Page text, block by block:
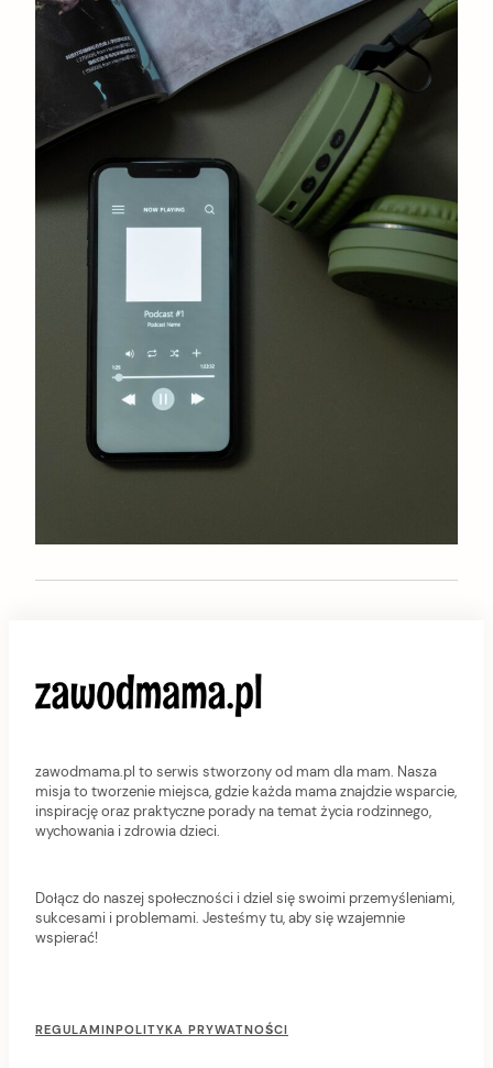
zawodmama.pl to serwis stworzony od mam dla mam. Nasza
misja to tworzenie miejsca, gdzie każda mama znajdzie wsparcie,
inspirację oraz praktyczne porady na temat życia rodzinnego,
wychowania i zdrowia dzieci.
Dołącz do naszej społeczności i dziel się swoimi przemyśleniami,
sukcesami i problemami. Jesteśmy tu, aby się wzajemnie
wspierać!
o
REGULAMINPOLITYKA PRYWATNOŚCI